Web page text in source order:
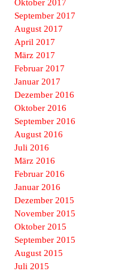
Oktober 2017
September 2017
August 2017
April 2017
März 2017
Februar 2017
Januar 2017
Dezember 2016
Oktober 2016
September 2016
August 2016
Juli 2016
März 2016
Februar 2016
Januar 2016
Dezember 2015
November 2015
Oktober 2015
September 2015
August 2015
Juli 2015